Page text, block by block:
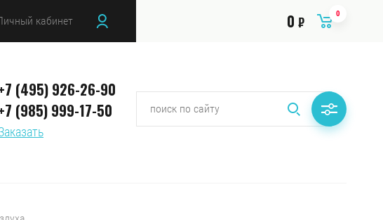
кабинет 0 ₽
0
(495) 926-26-90
(985) 999-17-50